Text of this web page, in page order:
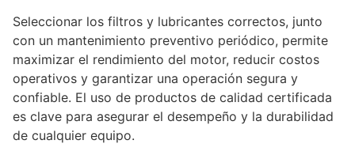
Seleccionar los filtros y lubricantes correctos, junto
con un mantenimiento preventivo periódico, permite
maximizar el rendimiento del motor, reducir costos
operativos y garantizar una operación segura y
confiable. El uso de productos de calidad certificada
es clave para asegurar el desempeño y la durabilidad
de cualquier equipo.